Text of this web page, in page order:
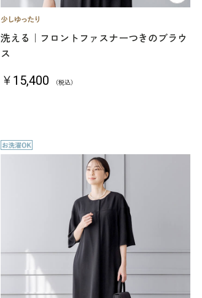
洗える｜フロントファスナーつきのブラウ
ス
￥15,400 （税込）